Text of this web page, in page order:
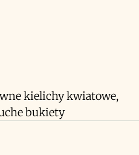
kielichy kwiatowe,
bukiety